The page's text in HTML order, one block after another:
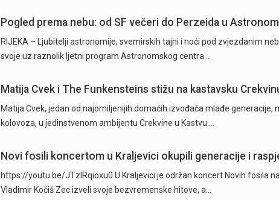
Pogled prema nebu: od SF večeri do Perzeida u
RIJEKA – Ljubitelji astronomije, svemirskih tajni i noći pod zvjezdanim
svoje uz raznolik ljetni program Astronomskog centra…
Matija Cvek i The Funkensteins stižu na kastavsku
Matija Cvek, jedan od najomiljenijih domaćih izvođača mlađe generacije,
kolovoza, u jedinstvenom ambijentu Crekvine u Kastvu.…
Novi fosili koncertom u Kraljevici okupili generacije i
https://youtu.be/JTzlRqioxu0 U Kraljevici je održan koncert Novih fosila
Vladimir Kočiš Zec izveli svoje bezvremenske hitove, a…